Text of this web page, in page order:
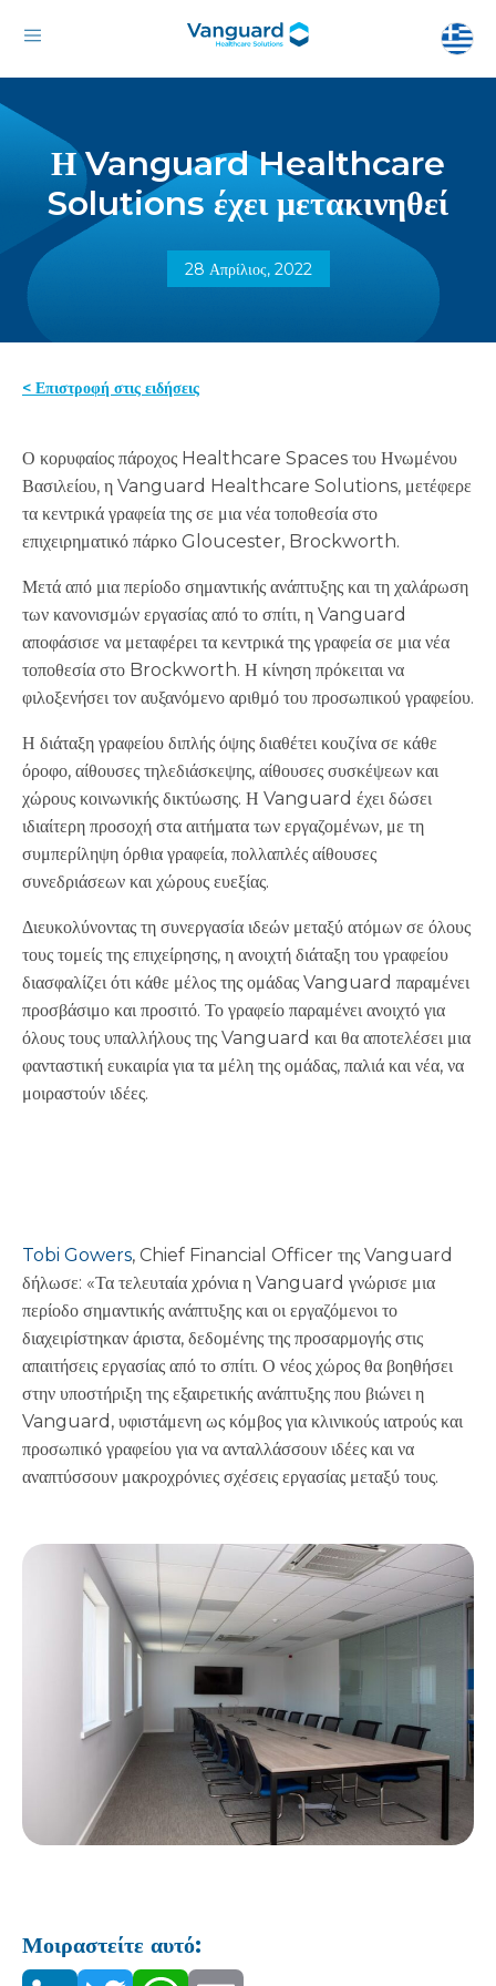
Η Vanguard Healthcare
Solutions έχει μετακινηθεί
28 Απρίλιος, 2022
< Επιστροφή στις ειδήσεις
Ο κορυφαίος πάροχος Healthcare Spaces του Ηνωμένου
Βασιλείου, η Vanguard Healthcare Solutions, μετέφερε
τα κεντρικά γραφεία της σε μια νέα τοποθεσία στο
επιχειρηματικό πάρκο Gloucester, Brockworth.
Μετά από μια περίοδο σημαντικής ανάπτυξης και τη χαλάρωση
των κανονισμών εργασίας από το σπίτι, η Vanguard
αποφάσισε να μεταφέρει τα κεντρικά της γραφεία σε μια νέα
τοποθεσία στο Brockworth. Η κίνηση πρόκειται να
φιλοξενήσει τον αυξανόμενο αριθμό του προσωπικού γραφείου.
Η διάταξη γραφείου διπλής όψης διαθέτει κουζίνα σε κάθε
όροφο, αίθουσες τηλεδιάσκεψης, αίθουσες συσκέψεων και
χώρους κοινωνικής δικτύωσης. Η Vanguard έχει δώσει
ιδιαίτερη προσοχή στα αιτήματα των εργαζομένων, με τη
συμπερίληψη όρθια γραφεία, πολλαπλές αίθουσες
συνεδριάσεων και χώρους ευεξίας.
Διευκολύνοντας τη συνεργασία ιδεών μεταξύ ατόμων σε όλους
τους τομείς της επιχείρησης, η ανοιχτή διάταξη του γραφείου
διασφαλίζει ότι κάθε μέλος της ομάδας Vanguard παραμένει
προσβάσιμο και προσιτό. Το γραφείο παραμένει ανοιχτό για
όλους τους υπαλλήλους της Vanguard και θα αποτελέσει μια
φανταστική ευκαιρία για τα μέλη της ομάδας, παλιά και νέα, να
μοιραστούν ιδέες.
Tobi Gowers, Chief Financial Officer της Vanguard
δήλωσε: «Τα τελευταία χρόνια η Vanguard γνώρισε μια
περίοδο σημαντικής ανάπτυξης και οι εργαζόμενοι το
διαχειρίστηκαν άριστα, δεδομένης της προσαρμογής στις
απαιτήσεις εργασίας από το σπίτι. Ο νέος χώρος θα βοηθήσει
στην υποστήριξη της εξαιρετικής ανάπτυξης που βιώνει η
Vanguard, υφιστάμενη ως κόμβος για κλινικούς ιατρούς και
προσωπικό γραφείου για να ανταλλάσσουν ιδέες και να
αναπτύσσουν μακροχρόνιες σχέσεις εργασίας μεταξύ τους.
Μοιραστείτε αυτό: